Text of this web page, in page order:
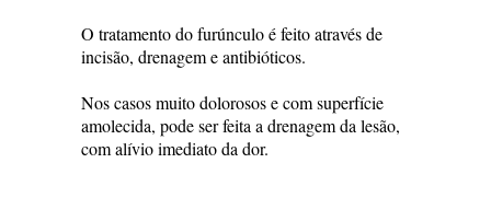
O tratamento do furúnculo é feito através de
incisão, drenagem e antibióticos.
Nos casos muito dolorosos e com superfície
amolecida, pode ser feita a drenagem da lesão,
com alívio imediato da dor.